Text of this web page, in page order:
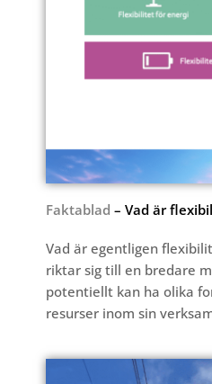
Faktablad – Vad är
Vad är egentligen
riktar sig till en bredare
potentiellt kan ha olika
resurser inom sin